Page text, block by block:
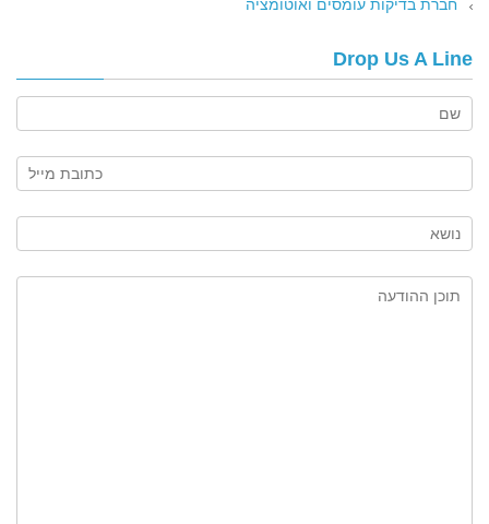
חברת בדיקות עומסים ואוטומציה
Drop Us A Line